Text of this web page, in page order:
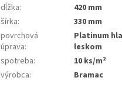
dĺžka:
420 mm
šírka:
330 mm
povrchová
úprava:
Platinum
leskom
spotreba:
10 ks/m²
výrobca: Bramac